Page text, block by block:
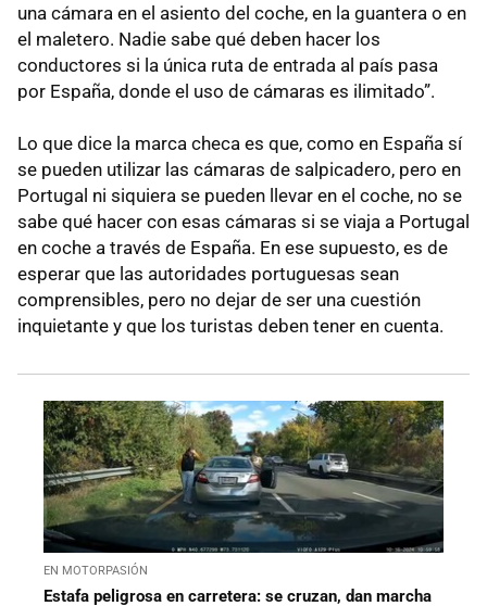
una cámara en el asiento del coche, en la guantera o en
el maletero. Nadie sabe qué deben hacer los
conductores si la única ruta de entrada al país pasa
por España, donde el uso de cámaras es ilimitado”.
Lo que dice la marca checa es que, como en España sí
se pueden utilizar las cámaras de salpicadero, pero en
Portugal ni siquiera se pueden llevar en el coche, no se
sabe qué hacer con esas cámaras si se viaja a Portugal
en coche a través de España. En ese supuesto, es de
esperar que las autoridades portuguesas sean
comprensibles, pero no dejar de ser una cuestión
inquietante y que los turistas deben tener en cuenta.
EN MOTORPASIÓN
Estafa peligrosa en carretera: se cruzan, dan marcha